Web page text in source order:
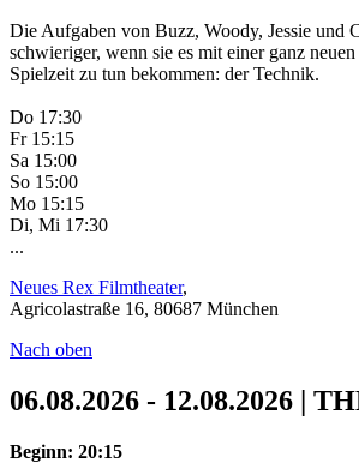
Die Aufgaben von Buzz, Woody, Jessie und
schwieriger, wenn sie es mit einer ganz
Spielzeit zu tun bekommen: der Technik.
Do 17:30
Fr 15:15
Sa 15:00
So 15:00
Mo 15:15
Di, Mi 17:30
...
Neues Rex Filmtheater,
Agricolastraße 16, 80687 München
Nach oben
06.08.2026 - 12.08.2026 |
Beginn: 20:15